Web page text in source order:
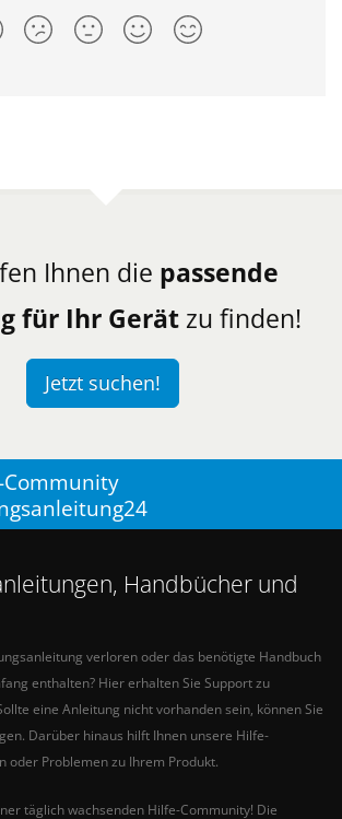
Ihnen die passende
für Ihr Gerät zu finden!
Jetzt suchen!
Community
Handbücher und
verloren oder das benötigte Handbuch
enthalten? Hier erhalten Sie Support zu
eine Anleitung nicht vorhanden sein, können Sie
Darüber hinaus hilft Ihnen unsere Hilfe-
oder Problemen zu Ihrem Produkt.
täglich wachsenden Hilfe-Community! Die